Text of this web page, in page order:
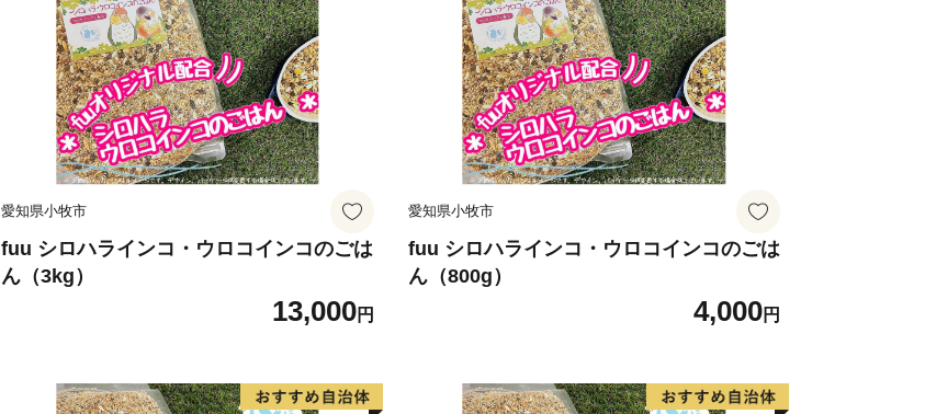
田原市は愛知県南部の渥美半島に位置し、ほぼ半島全域を市域と
しています。美しい海と緑豊かな自然に恵まれ、年間を通して日照
時間が長い地域です。このような条件から農業が盛んで、温室メロ
ン、トマト、花きなどの施設園芸をはじめ、キャベツ、ブロッコリ
ー、スイートコーン、スイカなどの露地栽培、さらに乳牛、肉牛、
養豚などの畜産もあり全国有数の農業地帯として全国の皆様に安
全・安心な農産物をお届けしております。
このような中、田原市では「うるおいと活力のあるガーデンシテ
ィ」を目指し、市民と協働で構想実現に向け努力しております。ま
す。さらには安全・安心な農産物を全国にお届けするため、環境保
愛知県小牧市
fuu シロハラインコ・ウロコインコのごは
ん（3kg）
13,000円
愛知県小牧市
fuu シロハラインコ・ウロコインコのごは
ん（800g）
4,000円